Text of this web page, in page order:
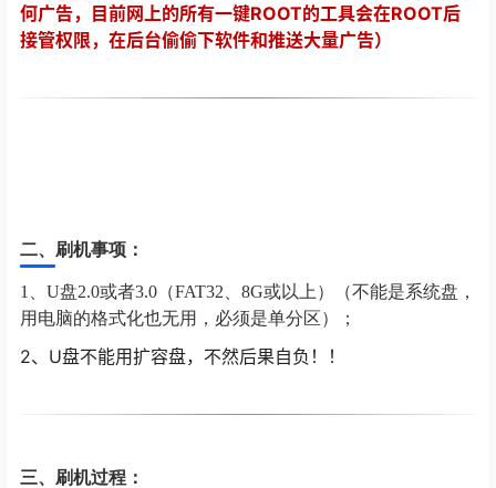
何广告，目前网上的所有一键ROOT的工具会在ROOT后
接管权限，在后台偷偷下软件和推送大量广告）
二、刷机事项：
1、U盘2.0或者3.0（FAT32、8G或以上）（不能是系统盘，
用电脑的格式化也无用，必须是单分区）；
2、U盘不能用扩容盘，不然后果自负！！
三、刷机过程：